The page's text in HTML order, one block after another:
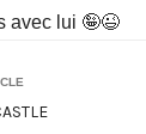
avec lui 🤪😉